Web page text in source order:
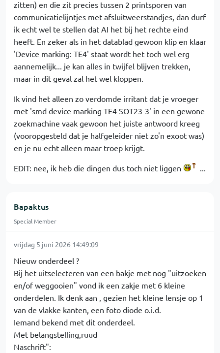
zitten) en die zit precies tussen 2 printsporen van
communicatielijntjes met afsluitweerstandjes, dan durf
ik echt wel te stellen dat AI het bij het rechte eind
heeft. En zeker als in het datablad gewoon klip en klaar
'Device marking: TE4' staat wordt het toch wel erg
aannemelijk... je kan alles in twijfel blijven trekken,
maar in dit geval zal het wel kloppen.
Ik vind het alleen zo verdomde irritant dat je vroeger
met 'smd device marking TE4 SOT23-3' in een gewone
zoekmachine vaak gewoon het juiste antwoord kreeg
(vooropgesteld dat je halfgeleider niet zo'n exoot was)
en je nu echt alleen maar troep krijgt.
EDIT: nee, ik heb die dingen dus toch niet liggen ...
Bapaktus
Special Member
vrijdag 5 juni 2026 14:49:09
Nieuw onderdeel ?
Bij het uitselecteren van een bakje met nog "uitzoeken
en/of weggooien" vond ik een zakje met 6 kleine
onderdelen. Ik denk aan , gezien het kleine lensje op 1
van de vlakke kanten, een foto diode o.i.d.
Iemand bekend met dit onderdeel.
Met belangstelling,ruud
Naschrift":